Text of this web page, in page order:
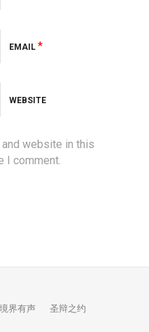
EMAIL *
WEBSITE
and website in this
I comment.
境界有声 圣辩之约